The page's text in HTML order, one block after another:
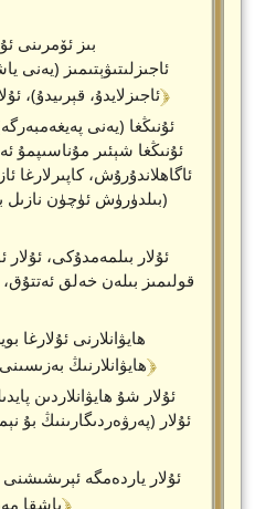
بىز ئۆمرىنى
ئاجىزلىتىۋېتىمىز (يەنى
ئاجىزلايدۇ،﴾ 68 ﴿
ئۇنىڭغا (يەنى
ئۇنىڭغا شېئىر مۇناسىپمۇ
ئاگاھلاندۇرۇش، كاپىرلارغا
(بىلدۈرۈش ئۈچۈن نازىل
ئۇلار بىلمەمدۇكى،
قولىمىز بىلەن خەلق
ھايۋانلارنى ئۇلارغا
ھايۋانلارنىڭ﴾ 72 ﴿
ئۇلار شۇ ھايۋانلاردىن
ئۇلار (پەرۋەردىگارىنىڭ بۇ
ئۇلار ياردەمگە
باشقا